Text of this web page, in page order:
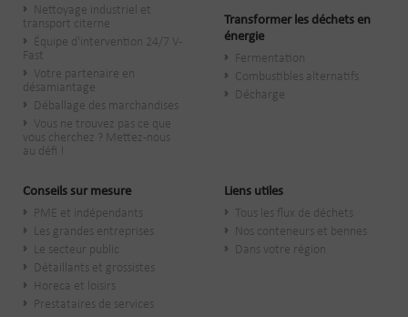
Nettoyage industriel et
transport citerne
Équipe d'intervention 24/7 V-
Fast
Votre partenaire en
désamiantage
Déballage des marchandises
Vous ne trouvez pas ce que
vous cherchez ? Mettez-nous
au défi !
Transformer les déchets en
énergie
Fermentation
Combustibles alternatifs
Décharge
Conseils sur mesure
PME et indépendants
Les grandes entreprises
Le secteur public
​Détaillants et grossistes
Horeca et loisirs
Prestataires de services
Liens utiles
Tous les flux de déchets
Nos conteneurs et bennes
Dans votre région